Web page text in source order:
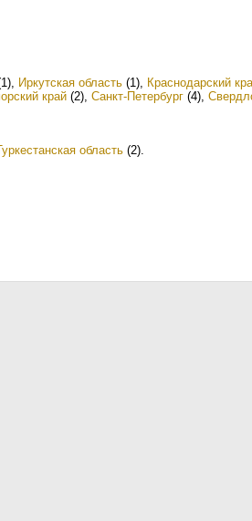
, Иркутская область (1), Краснодарский
край (2), Санкт-Петербург (4),
область (2).